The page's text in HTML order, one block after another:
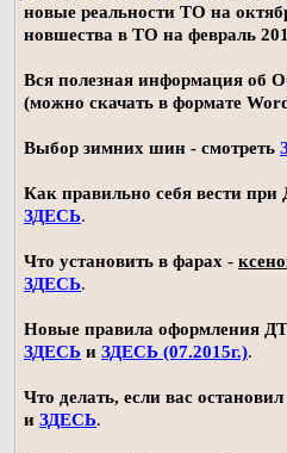
новые реальности ТО на
новшества в ТО на февраль
Вся полезная информация об
(можно скачать в формате
Выбор зимних шин - смотреть
Как правильно себя вести при
ЗДЕСЬ.
Что установить в фарах -
ЗДЕСЬ.
Новые правила оформления
ЗДЕСЬ и ЗДЕСЬ (07.2015г.).
Что делать, если вас
и ЗДЕСЬ.